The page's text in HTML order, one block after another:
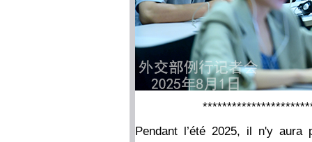
Pendant l’été 2025, il n'y aura